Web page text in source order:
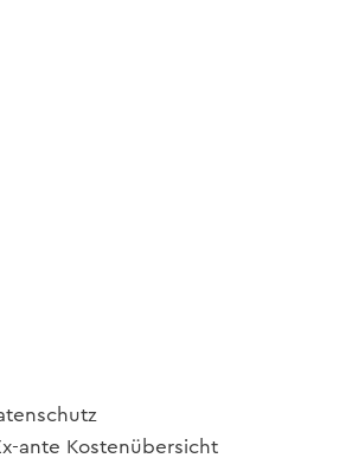
ante Kostenübersicht